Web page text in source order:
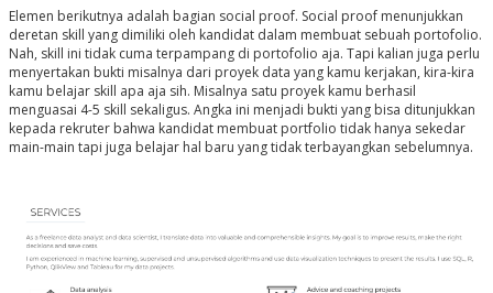
Elemen berikutnya adalah bagian social proof. Social proof menunjukkan
deretan skill yang dimiliki oleh kandidat dalam membuat sebuah portofolio.
Nah, skill ini tidak cuma terpampang di portofolio aja. Tapi kalian juga perlu
menyertakan bukti misalnya dari proyek data yang kamu kerjakan, kira-kira
kamu belajar skill apa aja sih. Misalnya satu proyek kamu berhasil
menguasai 4-5 skill sekaligus. Angka ini menjadi bukti yang bisa ditunjukkan
kepada rekruter bahwa kandidat membuat portfolio tidak hanya sekedar
main-main tapi juga belajar hal baru yang tidak terbayangkan sebelumnya.